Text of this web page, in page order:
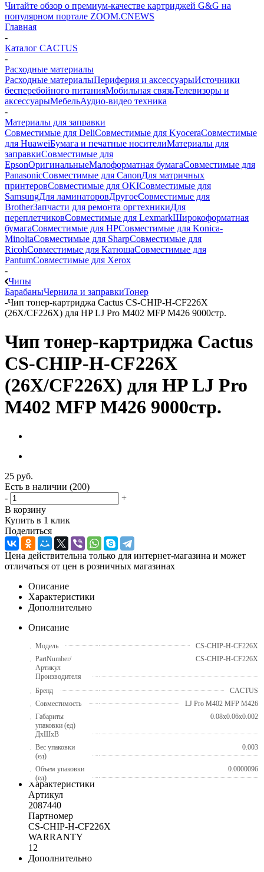
Читайте обзор о премиум-качестве картриджей G&G на
популярном портале ZOOM.CNEWS
Главная
-
Каталог CACTUS
-
Расходные материалы
Расходные материалыПериферия и аксессуарыИсточники
бесперебойного питанияМобильная связьТелевизоры и
аксессуарыМебельАудио-видео техника
-
Материалы для заправки
Совместимые для DeliСовместимые для KyoceraСовместимые
для HuaweiБумага и печатные носителиМатериалы для
заправкиСовместимые для
EpsonОригинальныеМалоформатная бумагаСовместимые для
PanasonicСовместимые для CanonДля матричных
принтеровСовместимые для OKIСовместимые для
SamsungДля ламинаторовДругоеСовместимые для
BrotherЗапчасти для ремонта оргтехникиДля
переплетчиковСовместимые для LexmarkШирокоформатная
бумагаСовместимые для HPСовместимые для Konica-
MinoltaСовместимые для SharpСовместимые для
RicohСовместимые для КатюшаСовместимые для
PantumСовместимые для Xerox
-
Чипы
БарабаныЧернила и заправкиТонер
-Чип тонер-картриджа Cactus CS-CHIP-H-CF226X
(26X/CF226X) для HP LJ Pro M402 MFP M426 9000стр.
Чип тонер-картриджа Cactus
CS-CHIP-H-CF226X
(26X/CF226X) для HP LJ Pro
M402 MFP M426 9000стр.
25 руб.
Есть в наличии (200)
-
+
В корзину
Купить в 1 клик
Поделиться
Цена действительна только для интернет-магазина и может
отличаться от цен в розничных магазинах
Описание
Характеристики
Дополнительно
Описание
Модель
CS-CHIP-H-CF226X
PartNumber/
Артикул
Производителя
CS-CHIP-H-CF226X
Бренд
CACTUS
Совместимость
LJ Pro M402 MFP M426
Габариты
упаковки (ед)
ДхШхВ
0.08x0.06x0.002
Вес упаковки
(ед)
0.003
Объем упаковки
(ед)
0.0000096
Характеристики
Артикул
2087440
Партномер
CS-CHIP-H-CF226X
WARRANTY
12
Дополнительно